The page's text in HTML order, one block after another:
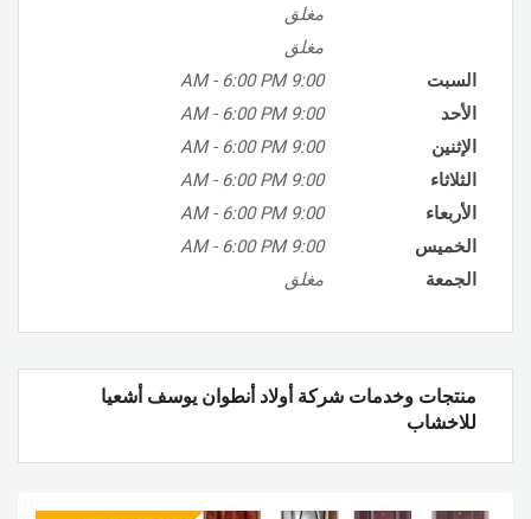
مغلق
مغلق
السبت
9:00 AM
- 6:00 PM
الأحد
9:00 AM
- 6:00 PM
الإثنين
9:00 AM
- 6:00 PM
الثلاثاء
9:00 AM
- 6:00 PM
الأربعاء
9:00 AM
- 6:00 PM
الخميس
9:00 AM
- 6:00 PM
الجمعة
مغلق
منتجات وخدمات شركة أولاد أنطوان يوسف أشعيا
للاخشاب